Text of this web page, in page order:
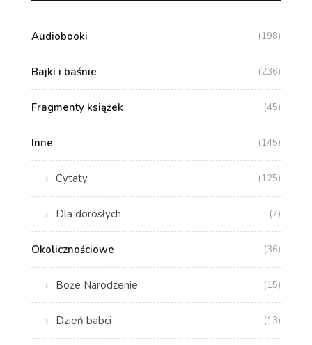
Audiobooki (198)
Bajki i baśnie (236)
Fragmenty książek (45)
Inne (145)
Cytaty (125)
Dla dorosłych (7)
Okolicznościowe (36)
Boże Narodzenie (15)
Dzień babci (13)